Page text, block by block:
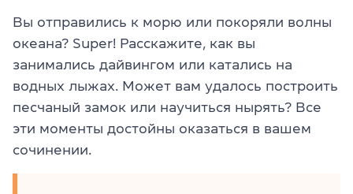
Вы отправились к морю или покоряли волны
океана? Super! Расскажите, как вы
занимались дайвингом или катались на
водных лыжах. Может вам удалось построить
песчаный замок или научиться нырять? Все
эти моменты достойны оказаться в вашем
сочинении.